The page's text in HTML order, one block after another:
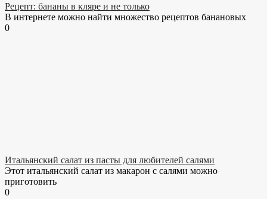
Рецепт: бананы в кляре и не только
В интернете можно найти множество рецептов банановых
0
Итальянский салат из пасты для любителей салями
Этот итальянский салат из макарон с салями можно
приготовить
0